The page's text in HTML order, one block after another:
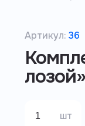
Артикул: 36
шт